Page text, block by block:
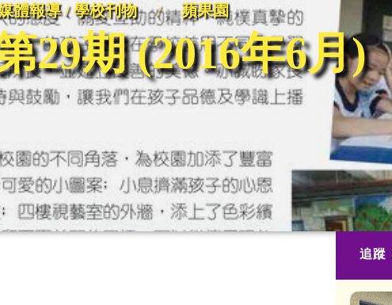
體報導 / 學校刊物 / 蘋果園
29期 (2016年6月)
追蹤